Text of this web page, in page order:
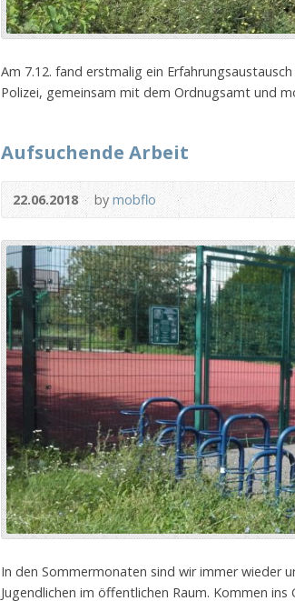
Am 7.12. fand erstmalig ein
Polizei, gemeinsam mit dem Ordnugsamt und
Aufsuchende Arbeit
22.06.2018 by mobflo
In den Sommermonaten sind wir immer wieder
Jugendlichen im öffentlichen Raum. Kommen